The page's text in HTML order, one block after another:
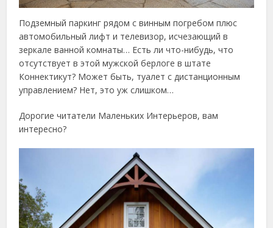
Подземный паркинг рядом с винным погребом плюс
автомобильный лифт и телевизор, исчезающий в
зеркале ванной комнаты… Есть ли что-нибудь, что
отсутствует в этой мужской берлоге в штате
Коннектикут? Может быть, туалет с дистанционным
управлением? Нет, это уж слишком…
Дорогие читатели Маленьких Интерьеров, вам
интересно?